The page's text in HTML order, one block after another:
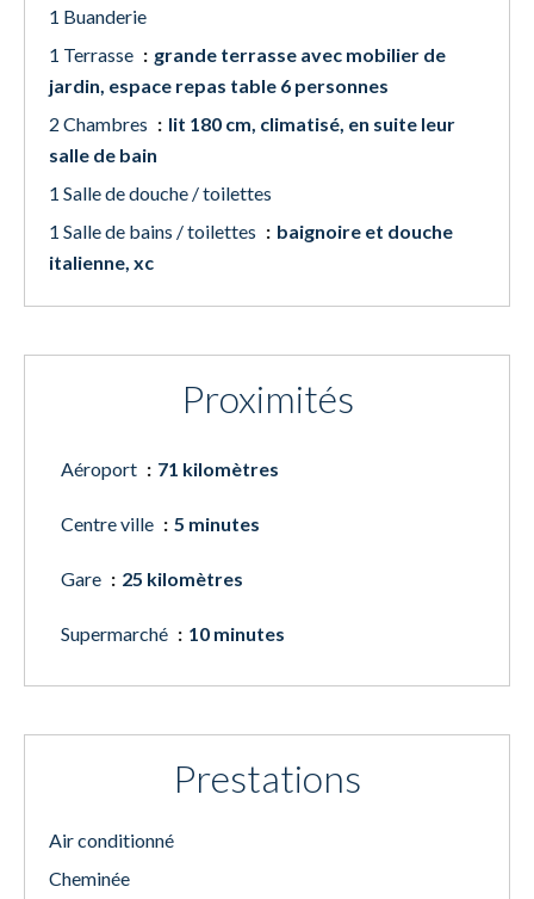
1 Buanderie
1 Terrasse
grande terrasse avec mobilier de
jardin, espace repas table 6 personnes
2 Chambres
lit 180 cm, climatisé, en suite leur
salle de bain
1 Salle de douche / toilettes
1 Salle de bains / toilettes
baignoire et douche
italienne, xc
Proximités
Aéroport 71 kilomètres
Centre ville 5 minutes
Gare 25 kilomètres
Supermarché 10 minutes
Prestations
Air conditionné
Cheminée